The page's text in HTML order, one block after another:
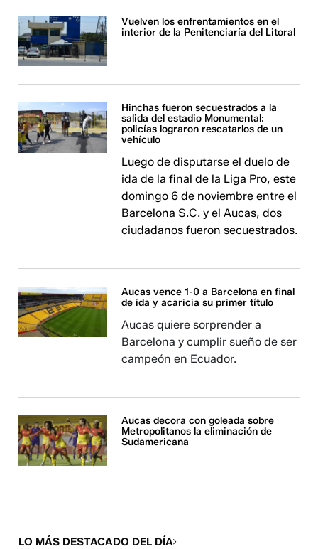
Vuelven los enfrentamientos en el
interior de la Penitenciaría del Litoral
Hinchas fueron secuestrados a la
salida del estadio Monumental:
policías lograron rescatarlos de un
vehículo
Luego de disputarse el duelo de
ida de la final de la Liga Pro, este
domingo 6 de noviembre entre el
Barcelona S.C. y el Aucas, dos
ciudadanos fueron secuestrados.
Aucas vence 1-0 a Barcelona en final
de ida y acaricia su primer título
Aucas quiere sorprender a
Barcelona y cumplir sueño de ser
campeón en Ecuador.
Aucas decora con goleada sobre
Metropolitanos la eliminación de
Sudamericana
LO MÁS DESTACADO DEL DÍA